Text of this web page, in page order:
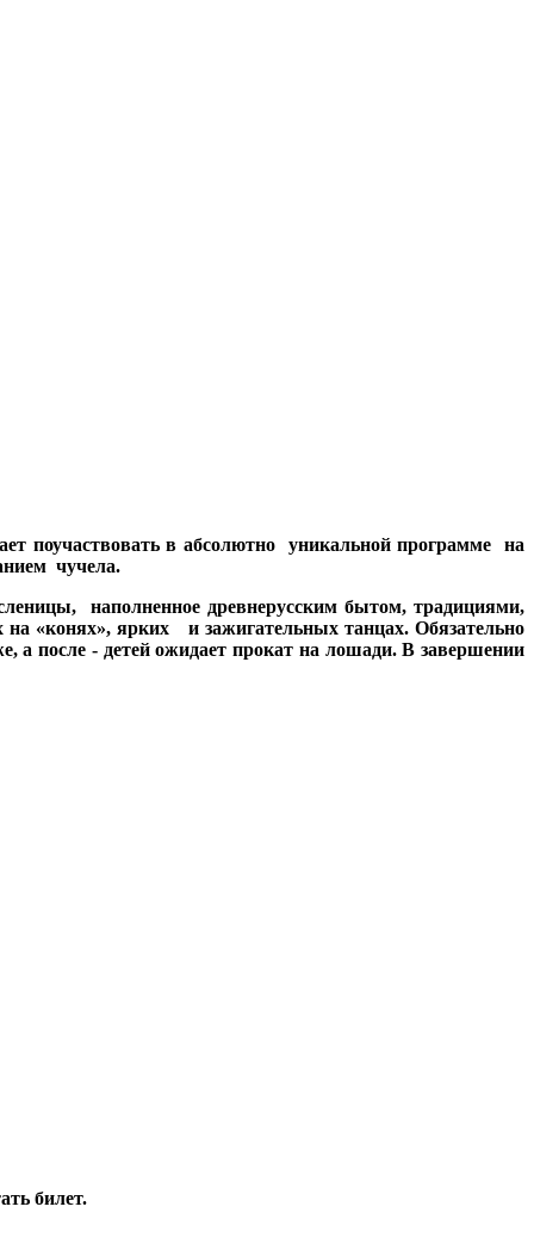
поучаствовать в абсолютно уникальной программе на
чучела.
наполненное древнерусским бытом, традициями,
«конях», ярких и зажигательных танцах. Обязательно
- детей ожидает прокат на лошади. В завершении
билет.